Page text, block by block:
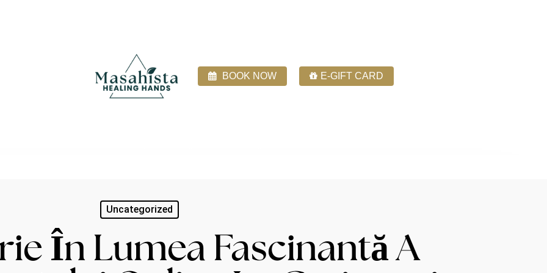
BOOK NOW E-GIFT CARD
Uncategorized
În Lumea Fascinantă A